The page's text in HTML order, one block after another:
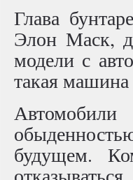
Глава
Элон Маск,
модели с
такая
будущем.